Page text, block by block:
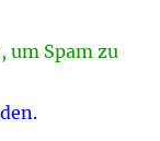
um Spam zu